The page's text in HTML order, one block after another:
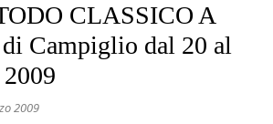
CLASSICO A
Campiglio dal 20 al
2009